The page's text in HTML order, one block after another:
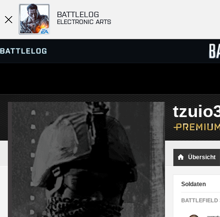
BATTLELOG
ELECTRONIC ARTS
SERVER-BROWSER
MATCHES
Übersicht
Soldaten
BATTLEFIELD